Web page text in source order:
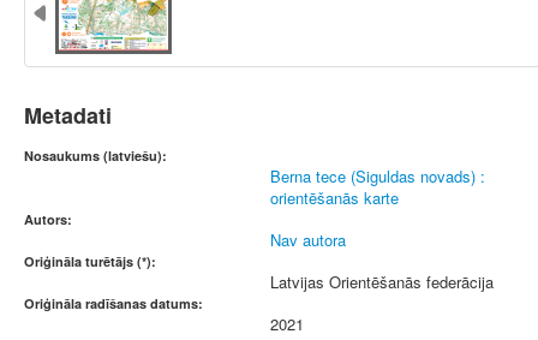
Metadati
Nosaukums (latviešu):
Berna tece (Siguldas novads) :
orientēšanās karte
Autors:
Nav autora
Oriģināla turētājs (*):
Latvijas Orientēšanās federācija
Oriģināla radīšanas datums:
2021